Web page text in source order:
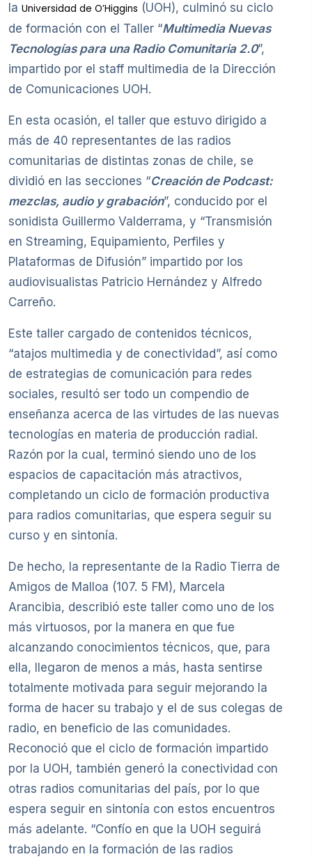
la Universidad de O’Higgins (UOH), culminó su ciclo
de formación con el Taller “Multimedia Nuevas
Tecnologías para una Radio Comunitaria 2.0”,
impartido por el staff multimedia de la Dirección
de Comunicaciones UOH.
En esta ocasión, el taller que estuvo dirigido a
más de 40 representantes de las radios
comunitarias de distintas zonas de chile, se
dividió en las secciones “Creación de Podcast:
mezclas, audio y grabación”, conducido por el
sonidista Guillermo Valderrama, y “Transmisión
en Streaming, Equipamiento, Perfiles y
Plataformas de Difusión” impartido por los
audiovisualistas Patricio Hernández y Alfredo
Carreño.
Este taller cargado de contenidos técnicos,
“atajos multimedia y de conectividad”, así como
de estrategias de comunicación para redes
sociales, resultó ser todo un compendio de
enseñanza acerca de las virtudes de las nuevas
tecnologías en materia de producción radial.
Razón por la cual, terminó siendo uno de los
espacios de capacitación más atractivos,
completando un ciclo de formación productiva
para radios comunitarias, que espera seguir su
curso y en sintonía.
De hecho, la representante de la Radio Tierra de
Amigos de Malloa (107. 5 FM), Marcela
Arancibia, describió este taller como uno de los
más virtuosos, por la manera en que fue
alcanzando conocimientos técnicos, que, para
ella, llegaron de menos a más, hasta sentirse
totalmente motivada para seguir mejorando la
forma de hacer su trabajo y el de sus colegas de
radio, en beneficio de las comunidades.
Reconoció que el ciclo de formación impartido
por la UOH, también generó la conectividad con
otras radios comunitarias del país, por lo que
espera seguir en sintonía con estos encuentros
más adelante. “Confío en que la UOH seguirá
trabajando en la formación de las radios